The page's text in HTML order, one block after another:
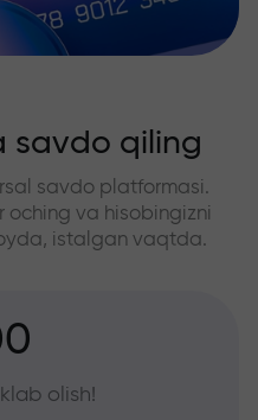
savdo qiling
savdo platformasi.
oching va hisobingizni
istalgan vaqtda.
olish!